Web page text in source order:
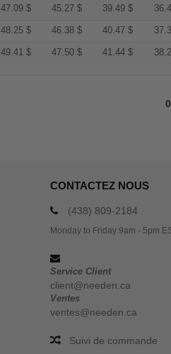
47.09 $ 45.27 $ 39.49$
48.25 $ 46.38 $ 40.47$
49.41 $ 47.50 $ 41.44$
0
CONTACTEZ NOUS
(438) 809-2184
Monday to Friday 9am - 5pm
Service Client
client@needen.ca
Ventes
ventes@needen.ca
Suivi de commande